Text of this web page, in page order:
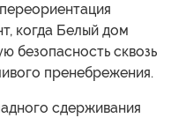
когда Белый дом
безопасность сквозь
пренебрежения.
сдерживания